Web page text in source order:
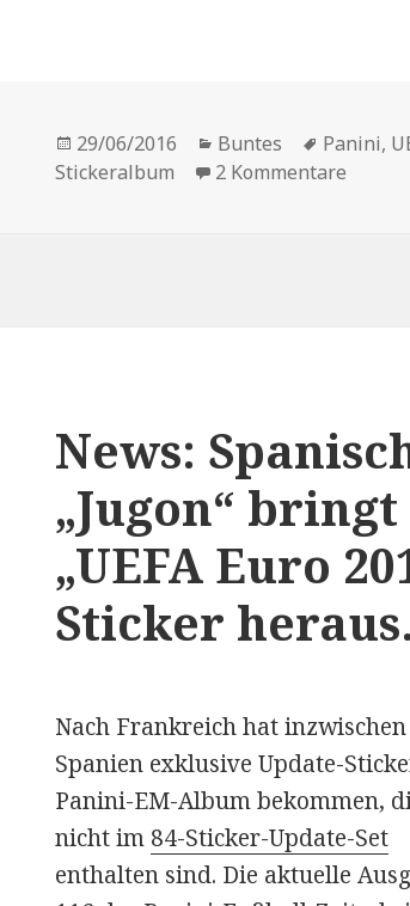
Veröffentlicht
am
29/06/2016 Kategorien
Buntes Panini,
Stickeralbum
2 Kommentare
News:
„Jugon“
„UEFA Euro
Sticker heraus.
Nach Frankreich hat
Spanien exklusive Update-
Panini-EM-Album bekommen,
nicht im 84-Sticker-Update-Set
enthalten sind. Die aktuelle